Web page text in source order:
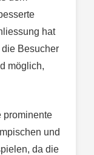
hat
Besucher
möglich,
prominente
und
da die